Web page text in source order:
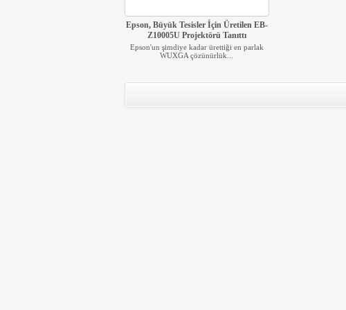
Epson, Büyük Tesisler İçin Üretilen EB-
Z10005U Projektörü Tanıttı
Epson'un şimdiye kadar ürettiği en parlak
WUXGA çözünürlük...